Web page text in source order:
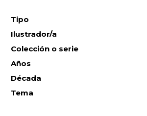
Tipo
Ilustrador/a
Colección o serie
Años
Década
Tema